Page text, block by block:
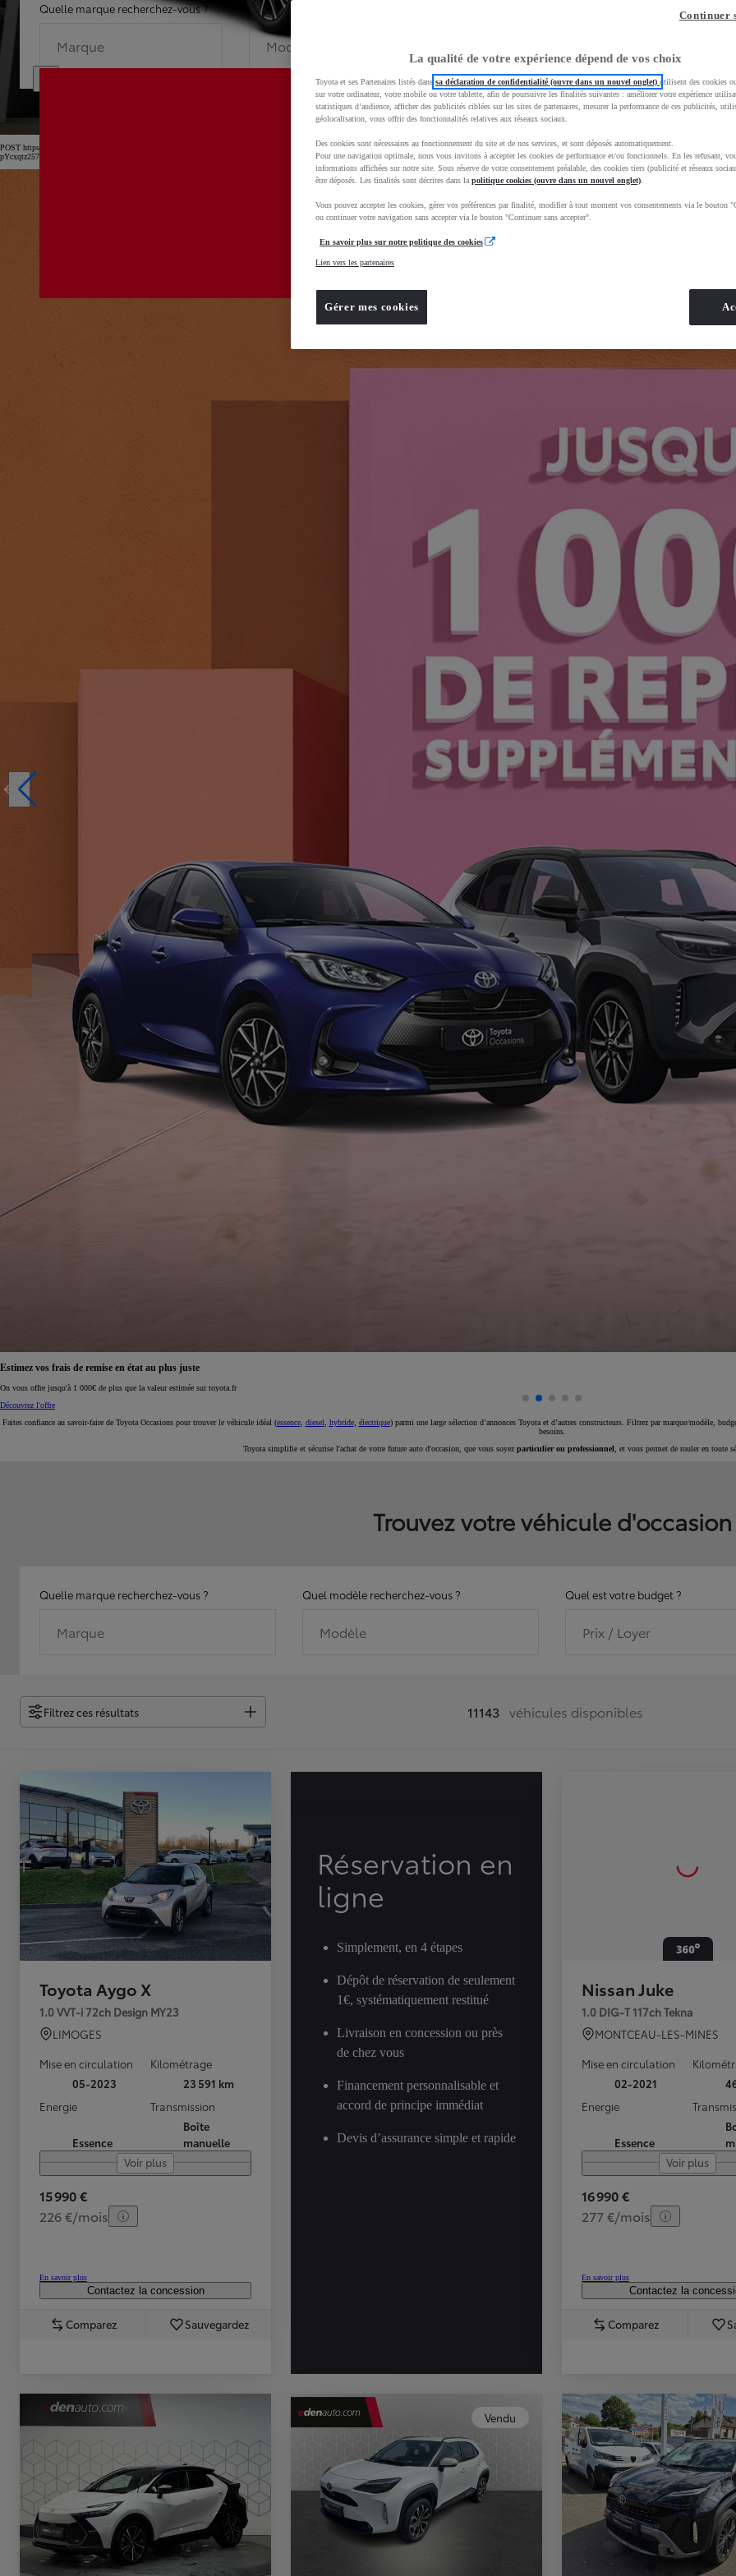
Nouvelle Yaris Cross
Disponible prochainement
TOYOTA C-HR
HYBRIDE OU HYBRIDE RECHARGEABLE
Quelle marque recherchez-vous ?
Marque
Quel modèle recherchez-vous ?
Modèle
Dans quelle
POST https://usc-webcomponents.toyota-europe.com/v1/car-filter-header/fr/fr?carFilter=used&brand=toyota&uscEnv=production&useGlobalStore=true&gclid=CjwKCAjwhNbTBhB4EiwAsFSg-
pYcxqtz257uljGAm
Estimez vos frais de remise en état au plus juste
On vous offre jusqu'à 1 000€ de plus que la valeur estimée sur toyota.fr
Découvrez l'offre
Faites confiance au savoir-faire de Toyota Occasions pour trouver le véhicule idéal (essence, diesel hybride, électrique) parmi une large sélection d’annonces Toyota et d’autres constructeurs. Filtrez par marque/modèle,
besoins.
Toyota simplifie et sécurise l'achat de votre future auto d'occasion, que vous soyez particulier ou professionnel , et vous permet de rouler en toute
Trouvez votre véhicule d'occasion
Quelle marque recherchez-vous ?
Marque
Quel modèle recherchez-vous ?
Modèle
Quel est votre budget ?
Prix / Loyer
Filtrez ces résultats 11143 véhicules disponibles
Toyota Aygo X
1.0 VVT-i 72ch Design MY23
LIMOGES
Mise en circulation
05-2023
Kilométrage
23 591 km
Energie
Essence
Transmission
Boîte
manuelle
Voir plus
15 990 €
226 €/mois
En savoir plus
Contactez la concession
Comparez Sauvegardez
Réservation en
ligne
Simplement, en 4 étapes
Dépôt de réservation de seulement
1€, systématiquement restitué
Livraison en concession ou près
de chez vous
Financement personnalisable et
accord de principe immédiat
Devis d’assurance simple et rapide
Nissan Juke
1.0 DIG-T 117ch Tekna
MONTCEAU-LES-MINES
Mise en circulation
02-2021
Energie
Essence
Voir plus
16 990 €
277 €/mois
En savoir plus
Contactez la
Comparez
Vendu
La qualité de votre expérience dépend de vos choix
Toyota et ses Partenaires listés dans sa déclaration de confidentialité (ouvre dans un nouvel onglet) utilisent des cookies
sur votre ordinateur, votre mobile ou votre tablette, afin de poursuivre les finalités suivantes : améliorer votre expérience
statistiques d’audience, afficher des publicités ciblées sur les sites de partenaires, mesurer la performance de ces publicités,
géolocalisation, vous offrir des fonctionnalités relatives aux réseaux sociaux.
Des cookies sont nécessaires au fonctionnement du site et de nos services, et sont déposés automatiquement.
Pour une navigation optimale, nous vous invitons à accepter les cookies de performance et/ou fonctionnels. En les refusant,
informations affichées sur notre site. Sous réserve de votre consentement préalable, des cookies tiers (publicité et réseaux
être déposés. Les finalités sont décrites dans la politique cookies (ouvre dans un nouvel onglet)
Vous pouvez accepter les cookies, gérer vos préférences par finalité, modifier à tout moment vos consentements via le bouton
ou continuer votre navigation sans accepter via le bouton "Continuer sans accepter".
En savoir plus sur notre politique des cookies
Lien vers les partenaires
Gérer mes cookies
Continuer